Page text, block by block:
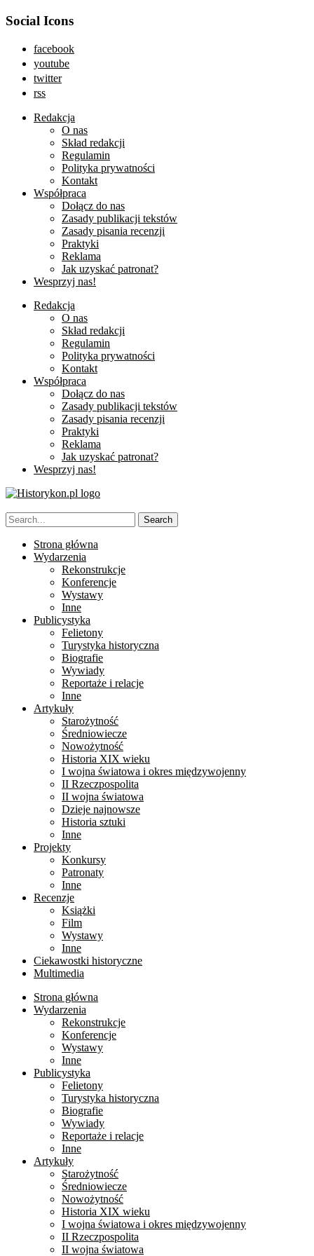
Social Icons
facebook
youtube
twitter
rss
Redakcja
O nas
Skład redakcji
Regulamin
Polityka prywatności
Kontakt
Współpraca
Dołącz do nas
Zasady publikacji tekstów
Zasady pisania recenzji
Praktyki
Reklama
Jak uzyskać patronat?
Wesprzyj nas!
Redakcja
O nas
Skład redakcji
Regulamin
Polityka prywatności
Kontakt
Współpraca
Dołącz do nas
Zasady publikacji tekstów
Zasady pisania recenzji
Praktyki
Reklama
Jak uzyskać patronat?
Wesprzyj nas!
Strona główna
Wydarzenia
Rekonstrukcje
Konferencje
Wystawy
Inne
Publicystyka
Felietony
Turystyka historyczna
Biografie
Wywiady
Reportaże i relacje
Inne
Artykuły
Starożytność
Średniowiecze
Nowożytność
Historia XIX wieku
I wojna światowa i okres międzywojenny
II Rzeczpospolita
II wojna światowa
Dzieje najnowsze
Historia sztuki
Inne
Projekty
Konkursy
Patronaty
Inne
Recenzje
Książki
Film
Wystawy
Inne
Ciekawostki historyczne
Multimedia
Strona główna
Wydarzenia
Rekonstrukcje
Konferencje
Wystawy
Inne
Publicystyka
Felietony
Turystyka historyczna
Biografie
Wywiady
Reportaże i relacje
Inne
Artykuły
Starożytność
Średniowiecze
Nowożytność
Historia XIX wieku
I wojna światowa i okres międzywojenny
II Rzeczpospolita
II wojna światowa